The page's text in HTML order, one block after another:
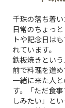
千珠の落ち着い
日常のちょっ
トや記念日は
れています。
鉄板焼きとい
前で料理を進め
一緒に来た人
す。「ただ食
しみたい」と